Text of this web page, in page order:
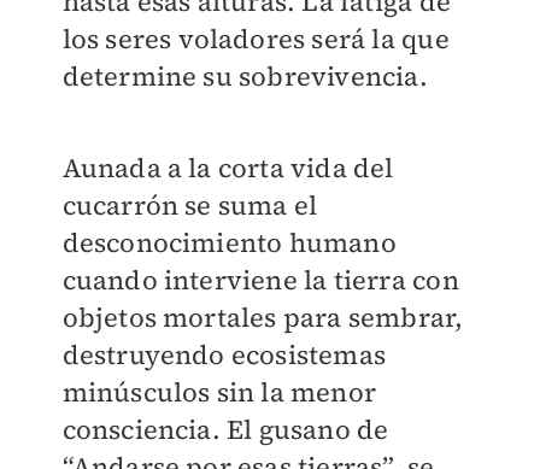
los seres voladores será la que
determine su sobrevivencia.
Aunada a la corta vida del
cucarrón se suma el
desconocimiento humano
cuando interviene la tierra con
objetos mortales para sembrar,
destruyendo ecosistemas
minúsculos sin la menor
consciencia. El gusano de